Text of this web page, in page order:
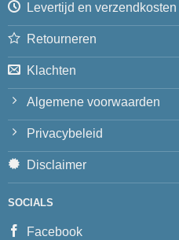
Levertijd en verzendkosten
Retourneren
Klachten
Algemene voorwaarden
Privacybeleid
Disclaimer
SOCIALS
Facebook